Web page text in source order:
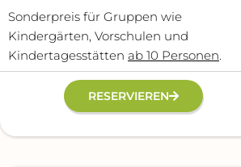
Sonderpreis für Gruppen wie
Kindergärten, Vorschulen und
Kindertagesstätten ab 10 Personen.
RESERVIEREN